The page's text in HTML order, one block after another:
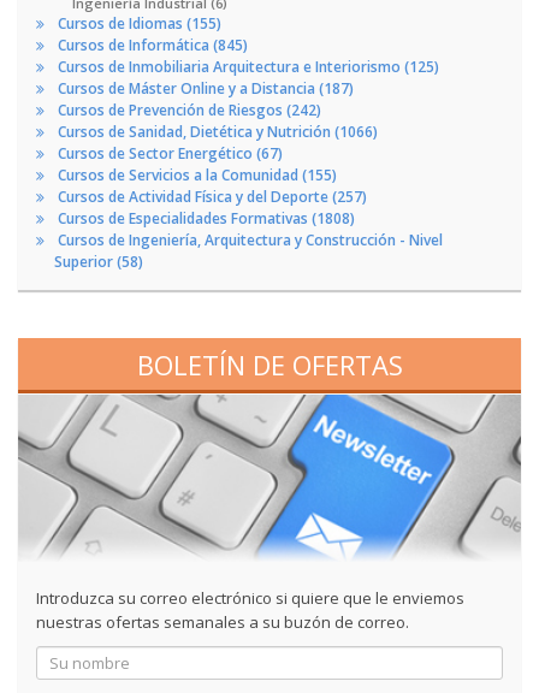
Cursos de Idiomas (155)
Cursos de Informática (845)
Cursos de Inmobiliaria Arquitectura e Interiorismo (125)
Cursos de Máster Online y a Distancia (187)
Cursos de Prevención de Riesgos (242)
Cursos de Sanidad, Dietética y Nutrición (1066)
Cursos de Sector Energético (67)
Cursos de Servicios a la Comunidad (155)
Cursos de Actividad Física y del Deporte (257)
Cursos de Especialidades Formativas (1808)
Cursos de Ingeniería, Arquitectura y Construcción - Nivel
Superior (58)
BOLETÍN DE OFERTAS
Introduzca su correo electrónico si quiere que le enviemos
nuestras ofertas semanales a su buzón de correo.